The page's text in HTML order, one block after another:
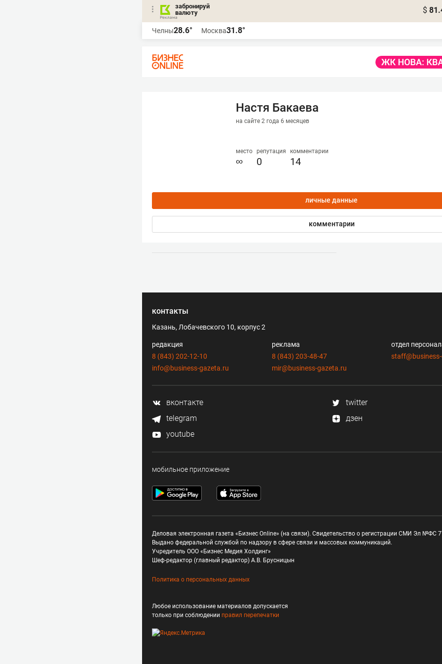
забронируй
валюту
$
Челны28.6° Москва31.8°
Настя Бакаева
на сайте 2 года 6 месяцев
место
∞
репутация
0
комментарии
14
личные данные
комментарии
контакты
Казань, Лобачевского 10, корпус 2
редакция
8 (843) 202-12-10
info@business-gazeta.ru
реклама
8 (843) 203-48-47
mir@business-gazeta.ru
отдел
вконтакте
twitter
telegram
дзен
youtube
мобильное приложение
Деловая электронная газета «Бизнес Online» (на связи). Свидетельство о регистрации СМИ Эл №ФС
Выдано федеральной службой по надзору в сфере связи и массовых коммуникаций.
Учредитель ООО «Бизнес Медия Холдинг»
Шеф-редактор (главный редактор) А.В. Брусницын
Политика о персональных данных
Любое использование материалов допускается
только при соблюдении правил перепечатки